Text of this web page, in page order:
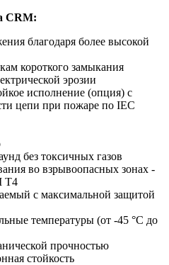
CRM:
благодаря более высокой
короткого замыкания
эрозии
исполнение (опция) c
цепи при пожаре по IEC
без токсичных газов
во взрывоопасных зонах -
T4
с максимальной защитой
температуры (от -45 °C до
прочностью
стойкость